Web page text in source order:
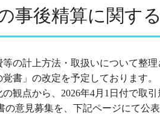
事後精算に関す
の計上方法・取扱いについて整
書」の改定を予定しております。
観点から、2026年4月1日付で取引
意見募集を、下記ページにて公